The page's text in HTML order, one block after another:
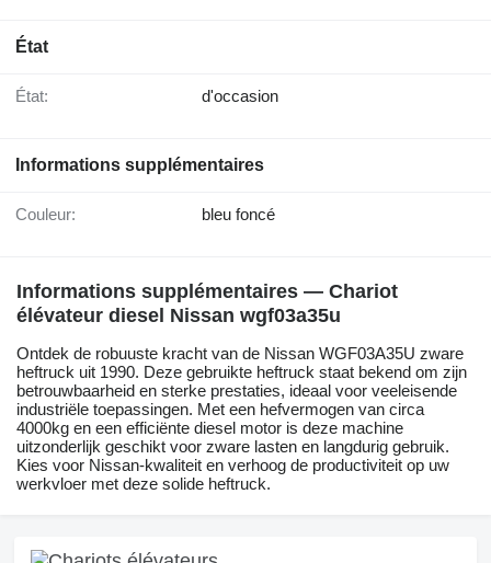
État
État: d'occasion
Informations supplémentaires
Couleur: bleu foncé
Informations supplémentaires — Chariot
élévateur diesel Nissan wgf03a35u
Ontdek de robuuste kracht van de Nissan WGF03A35U zware
heftruck uit 1990. Deze gebruikte heftruck staat bekend om zijn
betrouwbaarheid en sterke prestaties, ideaal voor veeleisende
industriële toepassingen. Met een hefvermogen van circa
4000kg en een efficiënte diesel motor is deze machine
uitzonderlijk geschikt voor zware lasten en langdurig gebruik.
Kies voor Nissan-kwaliteit en verhoog de productiviteit op uw
werkvloer met deze solide heftruck.